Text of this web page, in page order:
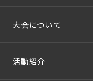
大会について
活動紹介